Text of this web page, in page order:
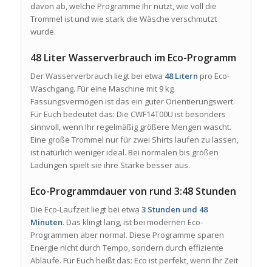
davon ab, welche Programme Ihr nutzt, wie voll die
Trommel ist und wie stark die Wäsche verschmutzt
wurde.
48 Liter Wasserverbrauch im Eco-Programm
Der Wasserverbrauch liegt bei etwa 48 Litern pro Eco-
Waschgang. Für eine Maschine mit 9 kg
Fassungsvermögen ist das ein guter Orientierungswert.
Für Euch bedeutet das: Die CWF14T00U ist besonders
sinnvoll, wenn Ihr regelmäßig größere Mengen wascht.
Eine große Trommel nur für zwei Shirts laufen zu lassen,
ist natürlich weniger ideal. Bei normalen bis großen
Ladungen spielt sie ihre Stärke besser aus.
Eco-Programmdauer von rund 3:48 Stunden
Die Eco-Laufzeit liegt bei etwa 3 Stunden und 48
Minuten. Das klingt lang, ist bei modernen Eco-
Programmen aber normal. Diese Programme sparen
Energie nicht durch Tempo, sondern durch effiziente
Abläufe. Für Euch heißt das: Eco ist perfekt, wenn Ihr Zeit